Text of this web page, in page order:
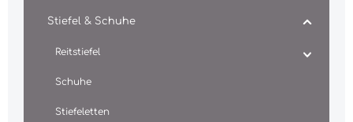
Stiefel & Schuhe
Reitstiefel
Schuhe
Stiefeletten